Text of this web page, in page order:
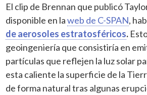
El clip de Brennan que publicó
disponible en laweb de C-SPAN,
de aerosoles estratosféricos.
geoingeniería que consistiría en
partículas que reflejen la luz solar
esta caliente la superficie de la
de forma natural tras algunas